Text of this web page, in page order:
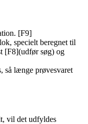
[F9]
specielt beregnet til
[F8](udfør søg) og
så længe prøvesvaret
vil det udfyldes